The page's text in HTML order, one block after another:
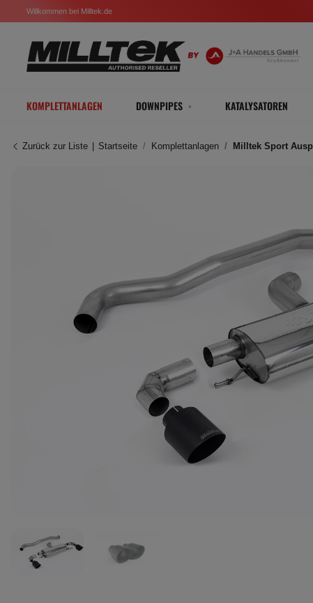
Willkommen bei Milltek.de
KOMPLETTANLAGEN DOWNPIPES KATALYSATOREN
Zurück zur Liste Startseite Komplettanlagen Milltek Sport